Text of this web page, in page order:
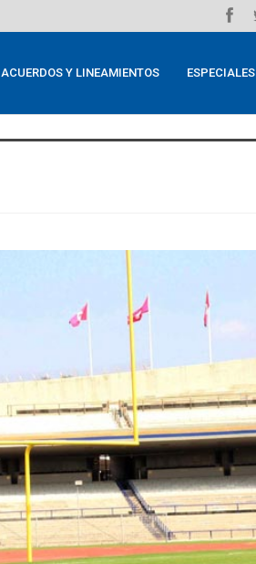
ACUERDOS Y LINEAMIENTOS ESPECIALES